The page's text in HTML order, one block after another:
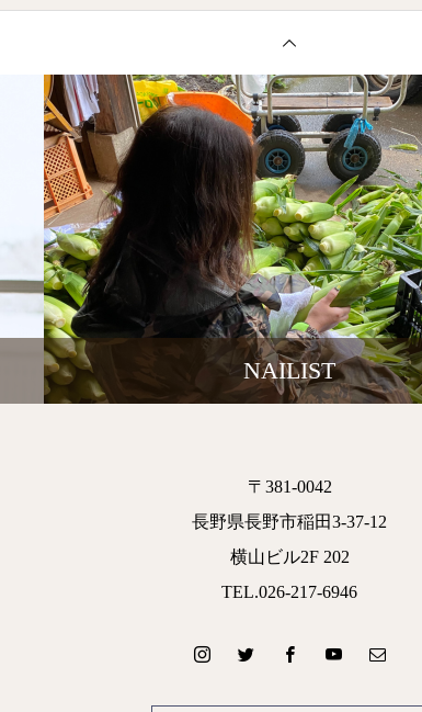
NAILIST
〒381-0042
長野県長野市稲田3-37-12
横山ビル2F 202
TEL.026-217-6946